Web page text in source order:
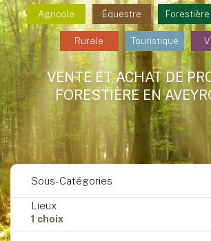
Agricole Équestre Forestière
Rurale Touristique
VENTE ET ACHAT DE
FORESTIÈRE EN
Sous-Catégories
Lieux
1 choix